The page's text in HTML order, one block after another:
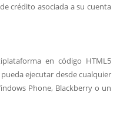
crédito asociada a su cuenta
en código HTML5
ejecutar desde cualquier
Phone, Blackberry o un